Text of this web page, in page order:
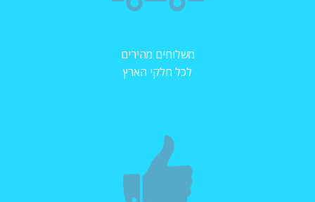
משלוחים מהירים
לכל חלקי הארץ